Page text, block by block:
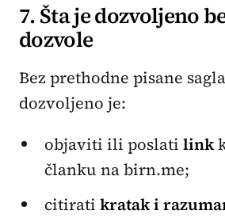
7. Šta je dozvoljeno
dozvole
Bez prethodne pisane
dozvoljeno je:
objaviti ili poslati link
članku na birn.me;
citirati kratak i